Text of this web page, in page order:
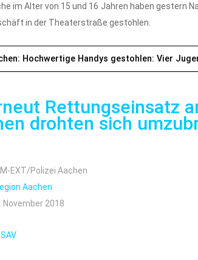
im Alter von 15 und 16 Jahren haben gestern
in der Theaterstraße gestohlen.
Hochwertige Handys gestohlen: Vier
Rettungseinsatz
drohten sich
EXT/Polizei Aachen
Aachen
2018